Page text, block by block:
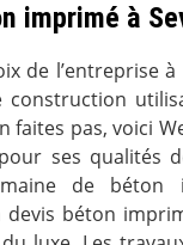
imprimé à
de l’entreprise
faites pas, voici
ses qualités
de béton
devis béton